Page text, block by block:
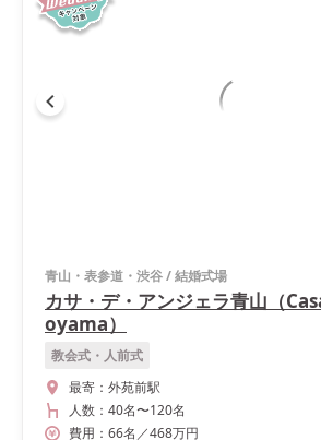
青山・表参道・渋谷/結婚式場
カサ・デ・アンジェラ青山（
oyama）
教会式・人前式
最寄： 外苑前駅
人数： 40名〜120名
費用： 66名 ／468万円